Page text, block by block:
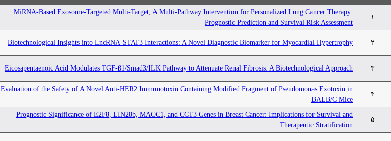
۱
MiRNA-Based Exosome-Targeted Multi-Target, A Multi-Pathway Intervention for Personalized Lung Cancer Therapy:
Prognostic Prediction and Survival Risk Assessment
۲ Biotechnological Insights into LncRNA-STAT3 Interactions: A Novel Diagnostic Biomarker for Myocardial Hypertrophy
۳ Eicosapentaenoic Acid Modulates TGF-β1/Smad3/ILK Pathway to Attenuate Renal Fibrosis: A Biotechnological Approach
۴
Evaluation of the Safety of A Novel Anti-HER2 Immunotoxin Containing Modified Fragment of Pseudomonas Exotoxin in
BALB/C Mice
۵
Prognostic Significance of E2F8, LIN28b, MACC1, and CCT3 Genes in Breast Cancer: Implications for Survival and
Therapeutic Stratification